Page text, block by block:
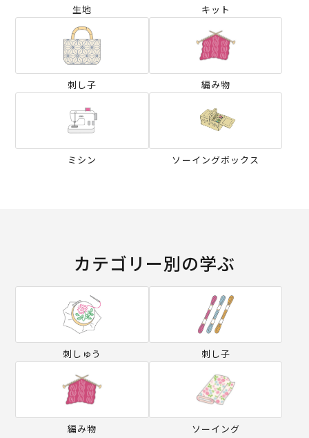
生地 キット
刺し子 編み物
ミシン ソーイングボックス
カテゴリー別の学ぶ
刺しゅう 刺し子
編み物 ソーイング